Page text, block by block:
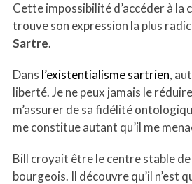
Cette impossibilité d’accéder à la
trouve son expression la plus
Sartre.
Dans l’existentialisme sartrien,
liberté. Je ne peux jamais le
m’assurer de sa fidélité
me constitue autant qu’il me
Bill croyait être le centre stable
bourgeois. Il découvre qu’il n’est